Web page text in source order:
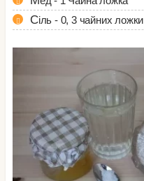
Сіль - 0, 3 чайних ложки